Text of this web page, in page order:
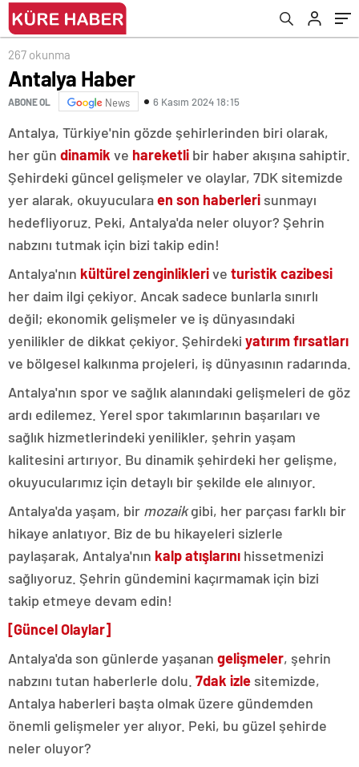
267 okunma
Antalya Haber
ABONE OL News 6 Kasım 2024 18:15
Antalya, Türkiye'nin gözde şehirlerinden biri olarak,
her gün dinamik ve hareketli bir haber akışına sahiptir.
Şehirdeki güncel gelişmeler ve olaylar, 7DK sitemizde
yer alarak, okuyucularaen son haberleri sunmayı
hedefliyoruz. Peki, Antalya'da neler oluyor? Şehrin
nabzını tutmak için bizi takip edin!
Antalya'nın kültürel zenginliklerive turistik cazibesi
her daim ilgi çekiyor. Ancak sadece bunlarla sınırlı
değil; ekonomik gelişmeler ve iş dünyasındaki
yenilikler de dikkat çekiyor. Şehirdeki yatırım fırsatları
ve bölgesel kalkınma projeleri, iş dünyasının radarında.
Antalya'nın spor ve sağlık alanındaki gelişmeleri de göz
ardı edilemez. Yerel spor takımlarının başarıları ve
sağlık hizmetlerindeki yenilikler, şehrin yaşam
kalitesini artırıyor. Bu dinamik şehirdeki her gelişme,
okuyucularımız için detaylı bir şekilde ele alınıyor.
Antalya'da yaşam, bir mozaikgibi, her parçası farklı bir
hikaye anlatıyor. Biz de bu hikayeleri sizlerle
paylaşarak, Antalya'nın kalp atışlarını hissetmenizi
sağlıyoruz. Şehrin gündemini kaçırmamak için bizi
takip etmeye devam edin!
[Güncel Olaylar]
Antalya'da son günlerde yaşanan gelişmeler, şehrin
nabzını tutan haberlerle dolu. 7dak izle sitemizde,
Antalya haberleri başta olmak üzere gündemden
önemli gelişmeler yer alıyor. Peki, bu güzel şehirde
neler oluyor?